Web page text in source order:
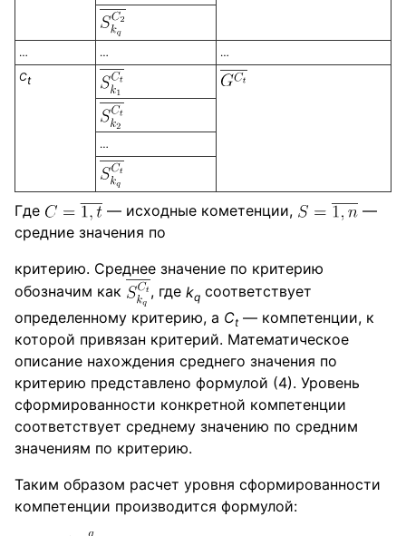
… …
…
Сt
…
Где — исходные кометенции,
—
средние значения по
критерию. Среднее значение по критерию
обозначим как
, гдеkq соответствует
определенному критерию, а Ct— компетенции, к
которой привязан критерий. Математическое
описание нахождения среднего значения по
критерию представлено формулой (4). Уровень
сформированности конкретной компетенции
соответствует среднему значению по средним
значениям по критерию.
Таким образом расчет уровня сформированности
компетенции производится формулой: